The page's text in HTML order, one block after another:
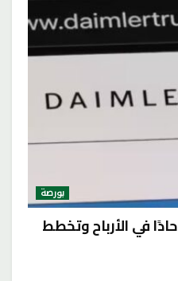
بورصة
في الأرباح وتخطط